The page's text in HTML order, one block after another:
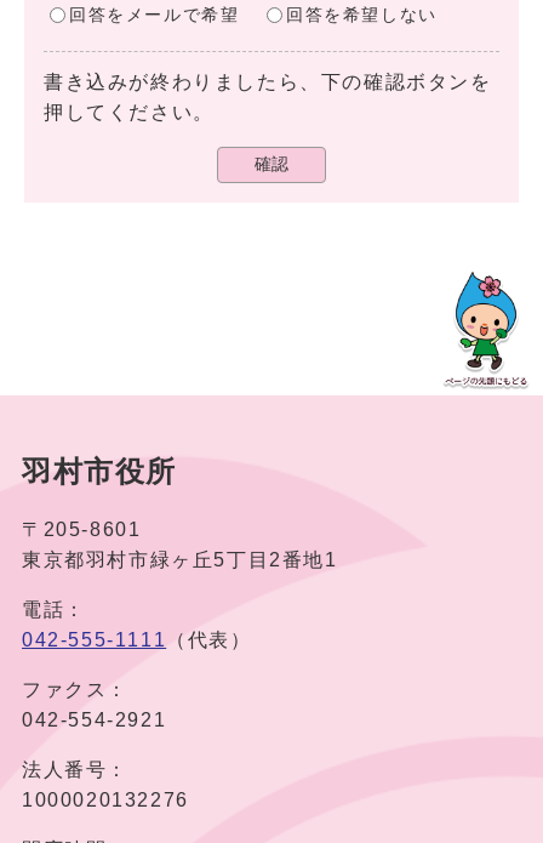
回答をメールで希望 回答を希望しない
書き込みが終わりましたら、下の確認ボタンを
押してください。
確認
羽村市役所
〒205-8601
東京都羽村市緑ヶ丘5丁目2番地1
電話：
042-555-1111
（代表）
ファクス：
042-554-2921
法人番号：
1000020132276